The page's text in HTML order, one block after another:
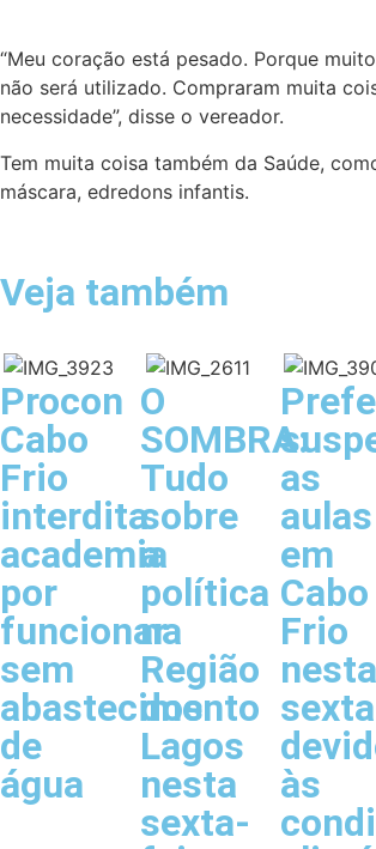
“Meu coração está pesado. Porque
não será utilizado. Compraram muita
necessidade”, disse o vereador.
Tem muita coisa também da Saúde,
máscara, edredons infantis.
Veja também
Procon
Cabo
Frio
interdita
academia
por
funcionar
sem
abastecimento
de
água
O
SOMBRA:
Tudo
sobre
a
política
na
Região
dos
Lagos
nesta
sexta-
as
aulas
em
Cabo
Frio
nesta
sexta
às